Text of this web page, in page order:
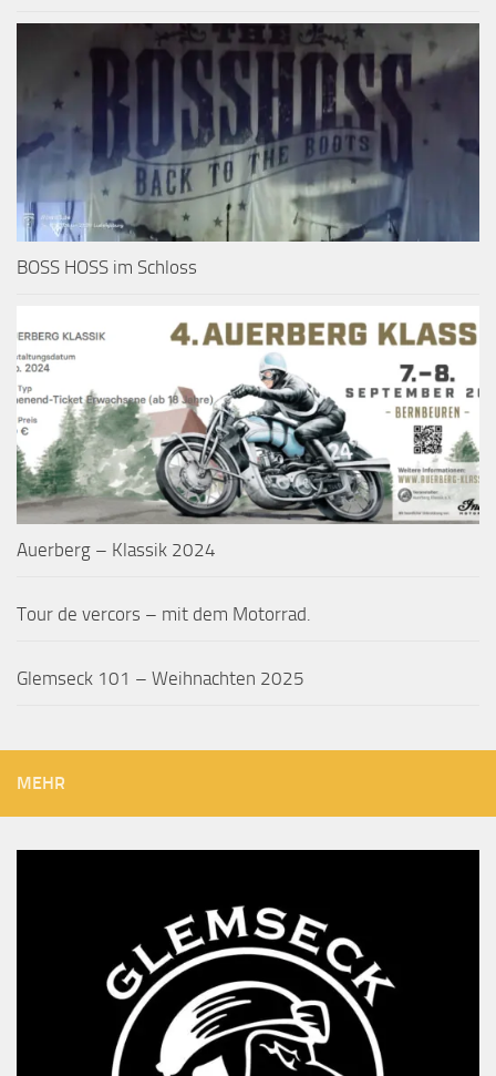
BOSS HOSS im Schloss
Auerberg – Klassik 2024
Tour de vercors – mit dem Motorrad.
Glemseck 101 – Weihnachten 2025
MEHR